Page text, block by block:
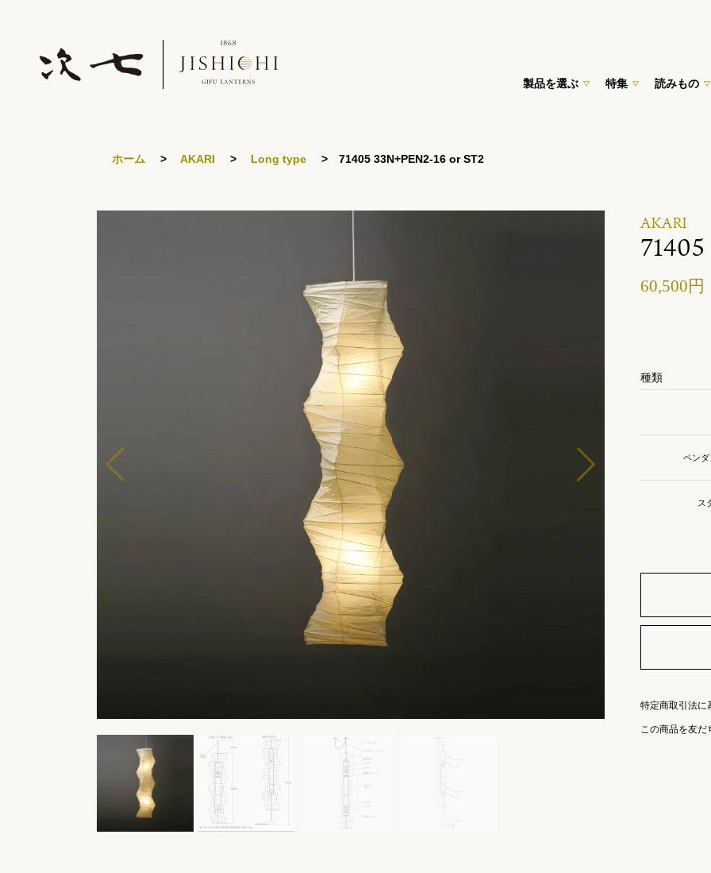
製品を選ぶ 特集 読みもの
ホーム > AKARI > Long type > 71405 33N+PEN2-16 or ST2
AKARI
60,500円
種類
ペンダ
ス
特定商取引法に
この商品を友だ